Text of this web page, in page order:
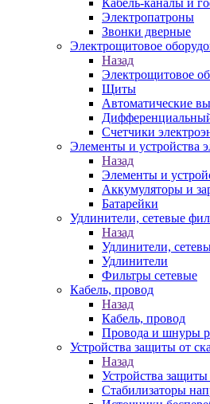
Кабель-каналы и
Электропатроны
Звонки дверные
Электрощитовое
Назад
Электрощитовое
Щиты
Автоматические
Счетчики
Элементы и устройства
Назад
Элементы и
Аккумуляторы и
Батарейки
Удлинители, сетевые
Назад
Удлинители,
Удлинители
Фильтры сетевые
Кабель, провод
Назад
Кабель, провод
Провода и шнуры
Устройства защиты от
Назад
Устройства
Стабилизаторы